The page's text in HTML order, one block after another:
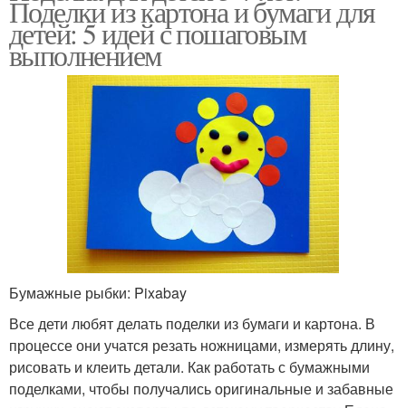
Поделки из картона и бумаги для
детей: 5 идей с пошаговым
выполнением
Бумажные рыбки: Pixabay
Все дети любят делать поделки из бумаги и картона. В
процессе они учатся резать ножницами, измерять длину,
рисовать и клеить детали. Как работать с бумажными
поделками, чтобы получались оригинальные и забавные